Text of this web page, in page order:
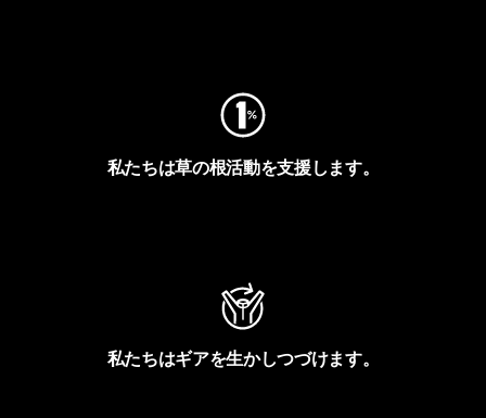
私たちは草の根活動を支援します。
私たちはギアを生かしつづけます。